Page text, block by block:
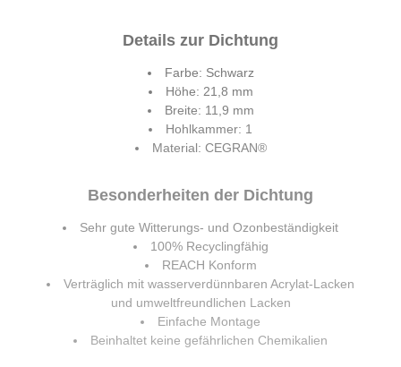
Details zur Dichtung
Farbe: Schwarz
Höhe: 21,8 mm
Breite: 11,9 mm
Hohlkammer: 1
Material: CEGRAN®
Besonderheiten der Dichtung
Sehr gute Witterungs- und Ozonbeständigkeit
100% Recyclingfähig
REACH Konform
Verträglich mit wasserverdünnbaren Acrylat-Lacken
und umweltfreundlichen Lacken
Einfache Montage
Beinhaltet keine gefährlichen Chemikalien